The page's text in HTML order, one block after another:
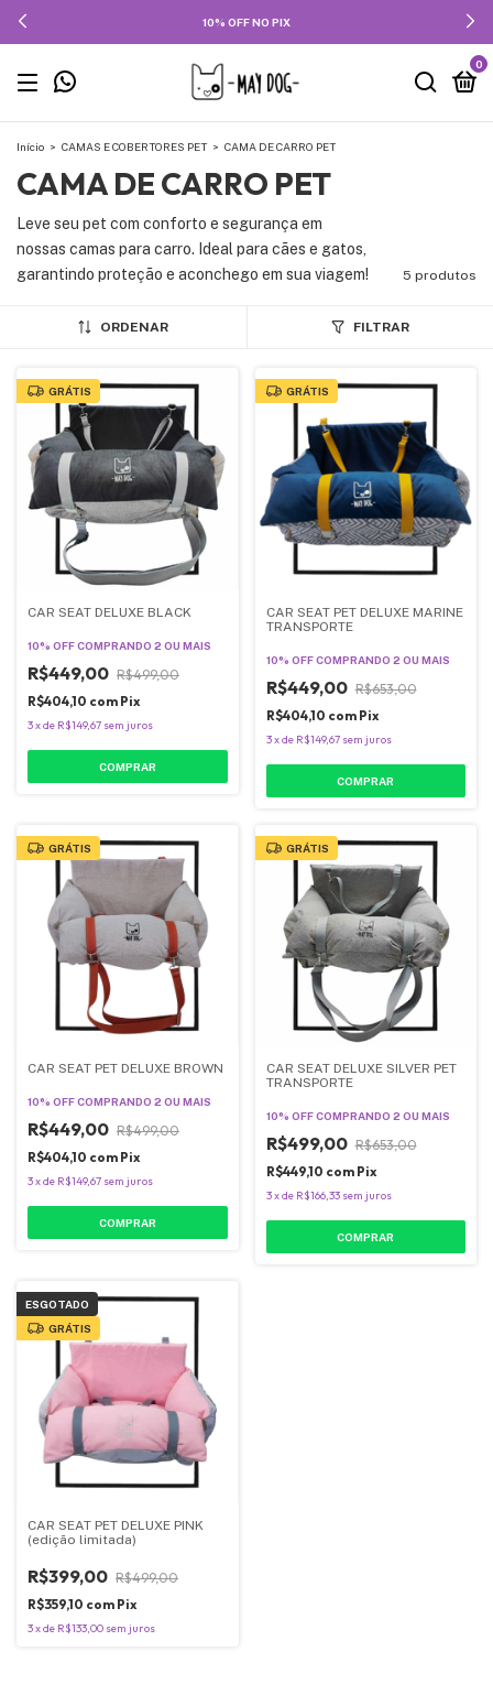
10% OFF NO PIX
0
Início > CAMAS E COBERTORES PET > CAMA DE CARRO PET
CAMA DE CARRO PET
Leve seu pet com conforto e segurança em
nossas camas para carro. Ideal para cães e gatos,
garantindo proteção e aconchego em sua viagem!
5 produtos
ORDENAR FILTRAR
GRÁTIS
CAR SEAT DELUXE BLACK
10% OFFCOMPRANDO 2 OU MAIS
R$449,00 R$499,00
R$404,10 com Pix
3xde R$149,67 sem juros
COMPRAR
GRÁTIS
CAR SEAT PET DELUXE MARINE
TRANSPORTE
10% OFF COMPRANDO 2 OU MAIS
R$449,00 R$653,00
R$404,10 com Pix
3xde R$149,67 sem juros
COMPRAR
GRÁTIS
CAR SEAT PET DELUXE BROWN
10% OFFCOMPRANDO 2 OU MAIS
R$449,00 R$499,00
R$404,10 com Pix
3xde R$149,67 sem juros
COMPRAR
GRÁTIS
CAR SEAT DELUXE SILVER PET
TRANSPORTE
10% OFF COMPRANDO 2 OU MAIS
R$499,00 R$653,00
R$449,10 com Pix
3xde R$166,33 sem juros
COMPRAR
ESGOTADO
GRÁTIS
CAR SEAT PET DELUXE PINK
(edição limitada)
R$399,00 R$499,00
R$359,10 com Pix
3xde R$133,00 sem juros